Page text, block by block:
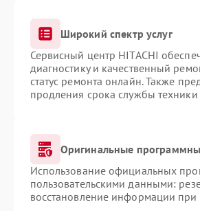
Широкий спектр услуг
Сервисный центр HITACHI
диагностику и качественный
статус ремонта онлайн. Также
продления срока службы техники
Оригинальные
Использование официальных
пользовательскими данными:
восстановление информации